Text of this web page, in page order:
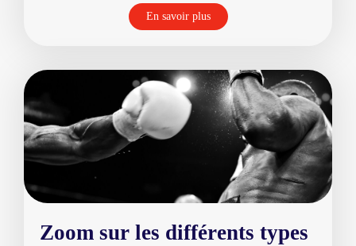
En savoir plus
Zoom sur les différents types